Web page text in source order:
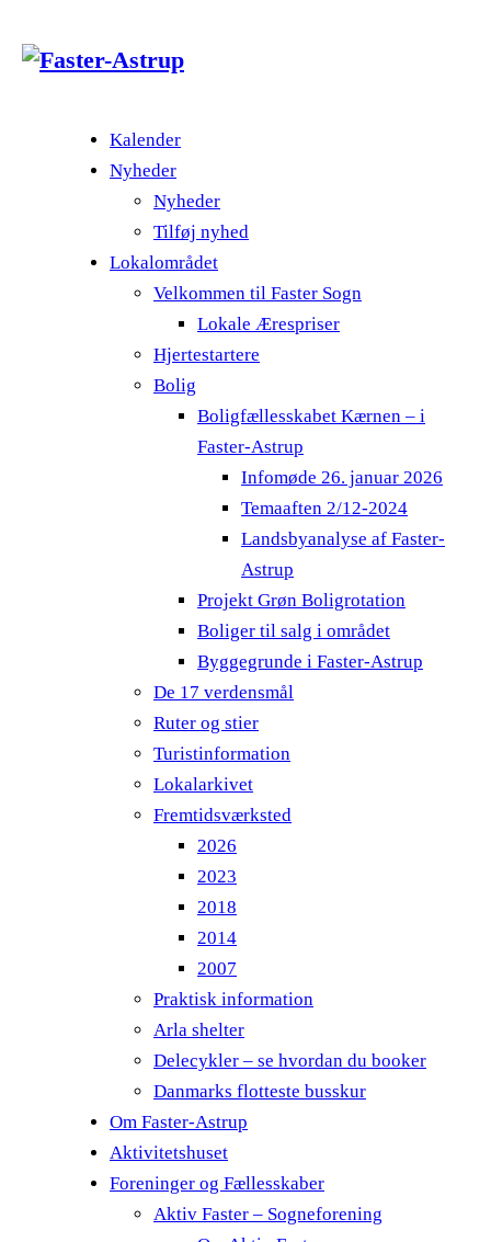
Kalender
Nyheder
Nyheder
Tilføj nyhed
Lokalområdet
Velkommen til Faster Sogn
Lokale Ærespriser
Hjertestartere
Bolig
Boligfællesskabet Kærnen – i
Faster-Astrup
Infomøde 26. januar 2026
Temaaften 2/12-2024
Landsbyanalyse af Faster-
Astrup
Projekt Grøn Boligrotation
Boliger til salg i området
Byggegrunde i Faster-Astrup
De 17 verdensmål
Ruter og stier
Turistinformation
Lokalarkivet
Fremtidsværksted
2026
2023
2018
2014
2007
Praktisk information
Arla shelter
Delecykler – se hvordan du booker
Danmarks flotteste busskur
Om Faster-Astrup
Aktivitetshuset
Foreninger og Fællesskaber
Aktiv Faster – Sogneforening